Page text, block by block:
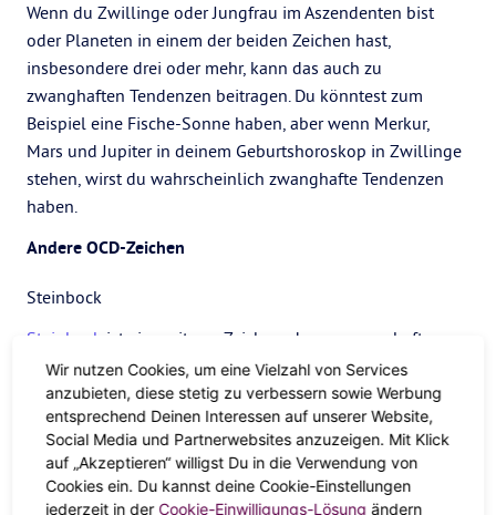
Wenn du Zwillinge oder Jungfrau im Aszendenten bist
oder Planeten in einem der beiden Zeichen hast,
insbesondere drei oder mehr, kann das auch zu
zwanghaften Tendenzen beitragen. Du könntest zum
Beispiel eine Fische-Sonne haben, aber wenn Merkur,
Mars und Jupiter in deinem Geburtshoroskop in Zwillinge
stehen, wirst du wahrscheinlich zwanghafte Tendenzen
haben.
Andere OCD-Zeichen
Steinbock
Steinbock ist ein weiteres Zeichen, das zu zwanghaftem
Verhalten neigen kann, sagt Donelson.
„Steinbock wird von Saturn
regiert, der für harte Arbeit und
den Ruf zuständig ist“, sagt sie. „Die Steinbock-Energie
kann dazu führen, dass du von der Arbeit, dem Erfolg und
deinen Leistungen besessen bist. Wenn diese Energie
Wir nutzen Cookies, um eine Vielzahl von Services
anzubieten, diese stetig zu verbessern sowie Werbung
entsprechend Deinen Interessen auf unserer Website,
Social Media und Partnerwebsites anzuzeigen. Mit Klick
auf „Akzeptieren“ willigst Du in die Verwendung von
Cookies ein. Du kannst deine Cookie-Einstellungen
jederzeit in der Cookie-Einwilligungs-Lösung ändern